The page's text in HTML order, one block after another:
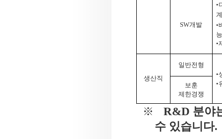
SW개발
•
계
•
•
생산직
일반전형
•
•
보훈
제한경쟁
※ R&D 분야
수 있습니다.